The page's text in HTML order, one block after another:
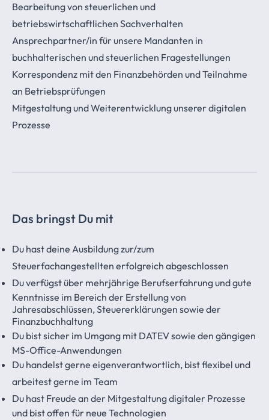
Bearbeitung von steuerlichen und
betriebswirtschaftlichen Sachverhalten
Ansprechpartner/in für unsere Mandanten in
buchhalterischen und steuerlichen Fragestellungen
Korrespondenz mit den Finanzbehörden und Teilnahme
an Betriebsprüfungen
Mitgestaltung und Weiterentwicklung unserer digitalen
Prozesse
Das bringst Du mit
Du hast deine Ausbildung zur/zum
Steuerfachangestellten erfolgreich abgeschlossen
Du verfügst über mehrjährige Berufserfahrung und gute
Kenntnisse im Bereich der Erstellung von
Jahresabschlüssen, Steuererklärungen sowie der
Finanzbuchhaltung
Du bist sicher im Umgang mit DATEV sowie den gängigen
MS-Office-Anwendungen
Du handelst gerne eigenverantwortlich, bist flexibel und
arbeitest gerne im Team
Du hast Freude an der Mitgestaltung digitaler Prozesse
und bist offen für neue Technologien